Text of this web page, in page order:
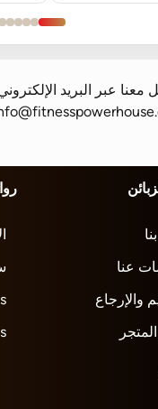
معنا عبر البريد
عنا
والإرجاع